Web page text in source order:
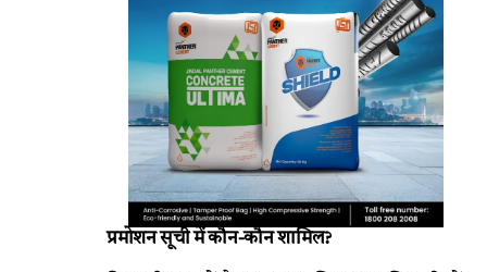
प्रमोशन सूची में कौन-कौन शामिल?